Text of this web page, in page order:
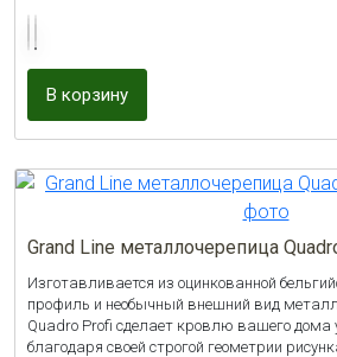
В корзину
Grand Line металлочерепица
Изготавливается из оцинкованной
профиль и необычный внешний вид
Quadro Profi сделает кровлю вашего дома
благодаря своей строгой геометрии